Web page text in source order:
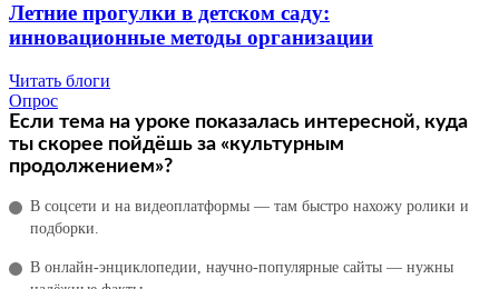
Летние прогулки в детском саду:
инновационные методы организации
Читать блоги
Опрос
Если тема на уроке показалась интересной, куда
ты скорее пойдёшь за «культурным
продолжением»?
В соцсети и на видеоплатформы — там быстро нахожу ролики и
подборки.
В онлайн‑энциклопедии, научно‑популярные сайты — нужны